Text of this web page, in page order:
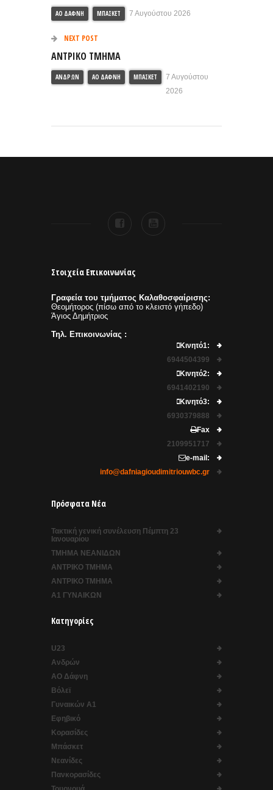
ΑΟ ΔΆΦΝΗ ΜΠΆΣΚΕΤ 7 Αυγούστου 2026
NEXT POST
ΑΝΤΡΙΚΟ ΤΜΗΜΑ
ΑΝΔΡΏΝ ΑΟ ΔΆΦΝΗ ΜΠΆΣΚΕΤ
7 Αυγούστου
2026
Στοιχεία Επικοινωνίας
Γραφεία του τμήματος Καλαθοσφαίρισης:
Θεομήτορος (πίσω από το κλειστό γήπεδο)
Άγιος Δημήτριος
Τηλ. Επικοινωνίας :
Κινητό1:
6944504399
Κινητό2:
6941402190
Κινητό3:
6930379888
Fax
2109951717
e-mail:
info@dafniagioudimitriouwbc.gr
Πρόσφατα Νέα
Τακτική γενική συνέλευση Πέμπτη 23
Ιανουαρίου
ΤΜΗΜΑ ΝΕΑΝΙΔΩΝ
ΑΝΤΡΙΚΟ ΤΜΗΜΑ
ΑΝΤΡΙΚΟ ΤΜΗΜΑ
Α1 ΓΥΝΑΙΚΩΝ
Κατηγορίες
U23
Ανδρών
ΑΟ Δάφνη
Βόλεϊ
Γυναικών Α1
Εφηβικό
Κορασίδες
Μπάσκετ
Νεανίδες
Πανκορασίδες